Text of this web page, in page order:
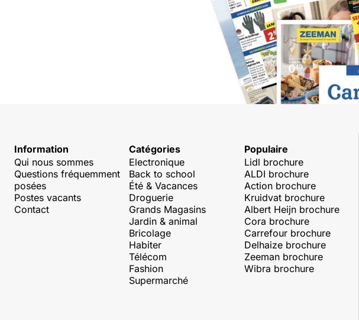
Information
Qui nous sommes
Questions fréquemment
posées
Postes vacants
Contact
Catégories
Electronique
Back to school
Été & Vacances
Droguerie
Grands Magasins
Jardin & animal
Bricolage
Habiter
Télécom
Fashion
Supermarché
Populaire
Lidl brochure
ALDI brochure
Action brochure
Kruidvat brochure
Albert Heijn brochure
Cora brochure
Carrefour brochure
Delhaize brochure
Zeeman brochure
Wibra brochure